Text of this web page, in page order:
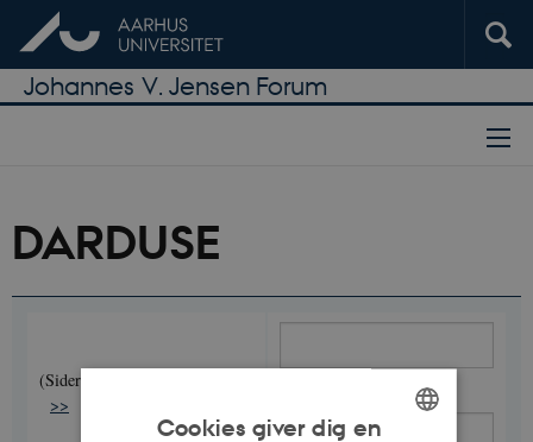
Johannes V. Jensen Forum
DARDUSE
(Sider i alt:
>>
Cookies giver dig en